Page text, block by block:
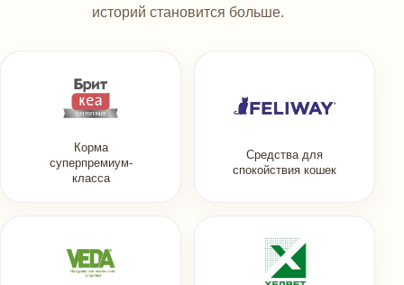
историй становится больше.
Корма
суперпремиум-
класса
Средства для
спокойствия кошек